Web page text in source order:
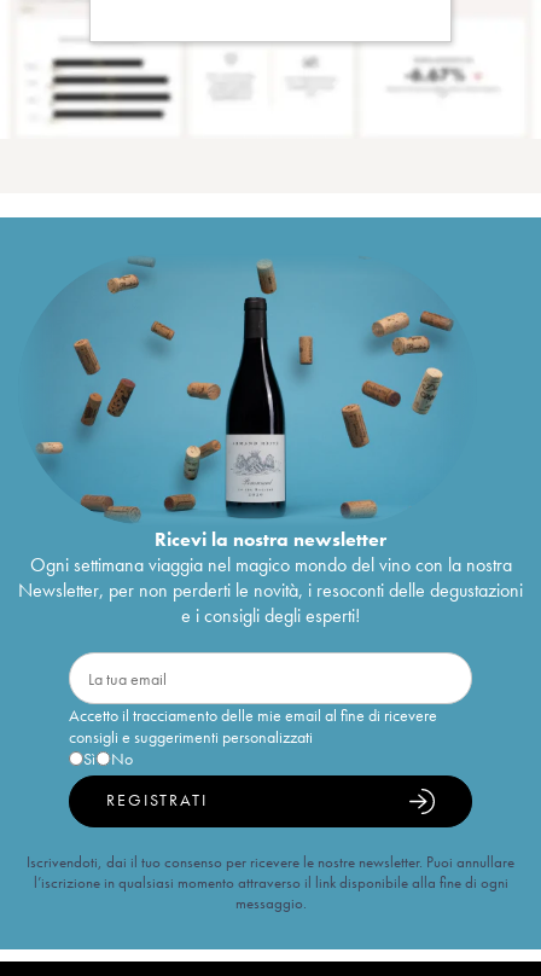
Ricevi la nostra newsletter
Ogni settimana viaggia nel magico mondo del vino con la nostra
Newsletter, per non perderti le novità, i resoconti delle degustazioni
e i consigli degli esperti!
Accetto il tracciamento delle mie email al fine di ricevere
consigli e suggerimenti personalizzati
Sì
No
REGISTRATI
Iscrivendoti, dai il tuo consenso per ricevere le nostre newsletter. Puoi annullare
l’iscrizione in qualsiasi momento attraverso il link disponibile alla fine di ogni
messaggio.